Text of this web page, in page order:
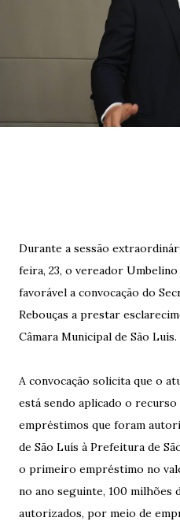
Durante a sessão
feira, 23, o vereador
favorável a convocação do
Rebouças a prestar
Câmara Municipal de São Luís.
A convocação solicita que o
está sendo aplicado o
empréstimos que foram
de São Luís à Prefeitura de
o primeiro empréstimo no
no ano seguinte, 100 milhões
autorizados, por meio de